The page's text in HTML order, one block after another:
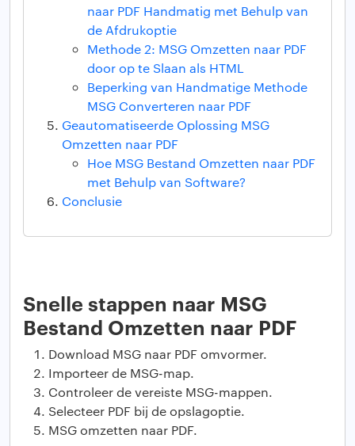
naar PDF Handmatig met Behulp van
de Afdrukoptie
Methode 2: MSG Omzetten naar PDF
door op te Slaan als HTML
Beperking van Handmatige Methode
MSG Converteren naar PDF
Geautomatiseerde Oplossing MSG
Omzetten naar PDF
Hoe MSG Bestand Omzetten naar PDF
met Behulp van Software?
Conclusie
Snelle stappen naar MSG
Bestand Omzetten naar PDF
Download MSG naar PDF omvormer.
Importeer de MSG-map.
Controleer de vereiste MSG-mappen.
Selecteer PDF bij de opslagoptie.
MSG omzetten naar PDF.